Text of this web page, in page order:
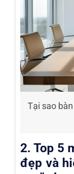
Tại sao
2. Top 5
đẹp và